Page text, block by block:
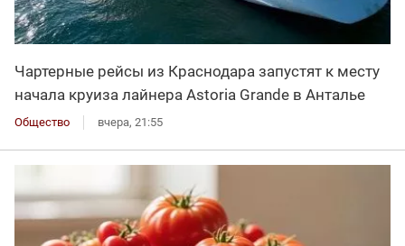
Чартерные рейсы из Краснодара запустят к месту
начала круиза лайнера Astoria Grande в Анталье
Общество вчера, 21:55